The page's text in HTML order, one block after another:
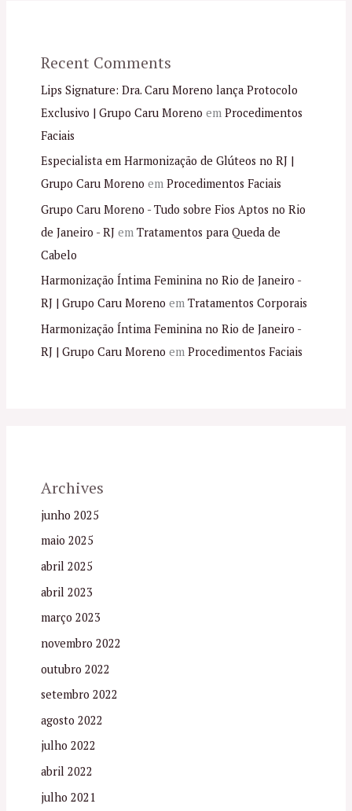
Recent Comments
Lips Signature: Dra. Caru Moreno lança Protocolo
Exclusivo | Grupo Caru Moreno em Procedimentos
Faciais
Especialista em Harmonização de Glúteos no RJ |
Grupo Caru Moreno em Procedimentos Faciais
Grupo Caru Moreno - Tudo sobre Fios Aptos no Rio
de Janeiro - RJem Tratamentos para Queda de
Cabelo
Harmonização Íntima Feminina no Rio de Janeiro -
RJ | Grupo Caru Moreno em Tratamentos Corporais
Harmonização Íntima Feminina no Rio de Janeiro -
RJ | Grupo Caru Moreno em Procedimentos Faciais
Archives
junho 2025
maio 2025
abril 2025
abril 2023
março 2023
novembro 2022
outubro 2022
setembro 2022
agosto 2022
julho 2022
abril 2022
julho 2021